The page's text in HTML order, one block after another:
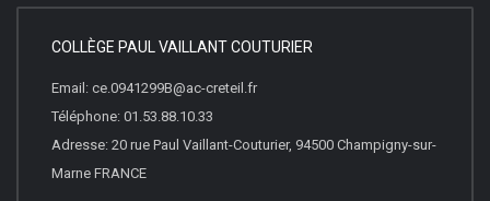
COLLÈGE PAUL VAILLANT COUTURIER
Email: ce.0941299B@ac-creteil.fr
Téléphone: 01.53.88.10.33
Adresse: 20 rue Paul Vaillant-Couturier, 94500 Champigny-sur-
Marne FRANCE